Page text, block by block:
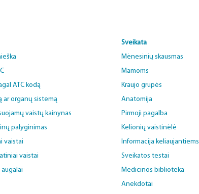
ATC kodą
ar organų sistemą
vaistų kainynas
palyginimas
vaistai
vaistai
Sveikata
Mėnesinių skausmas
Mamoms
Kraujo grupės
Anatomija
Pirmoji pagalba
Kelionių vaistinėlė
Informacija keliaujantiems
Sveikatos testai
Medicinos biblioteka
Anekdotai